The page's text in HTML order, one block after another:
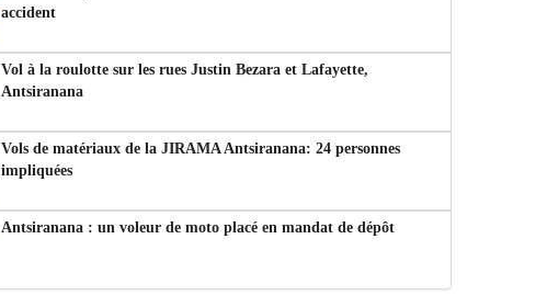
accident
Vol à la roulotte sur les rues Justin Bezara et Lafayette,
Antsiranana
Vols de matériaux de la JIRAMA Antsiranana: 24 personnes
impliquées
Antsiranana : un voleur de moto placé en mandat de dépôt